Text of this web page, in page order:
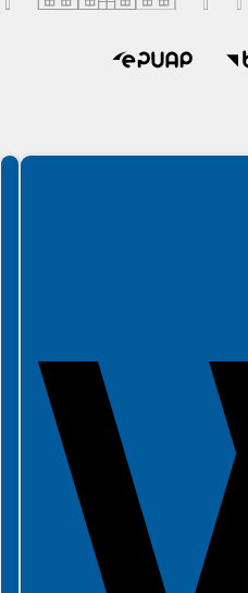
Spełniamy standardy WCAG 2.2
Spełniamy standardy W3C